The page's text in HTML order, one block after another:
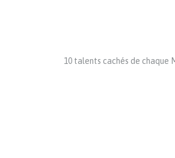
10 talents cachés de chaque